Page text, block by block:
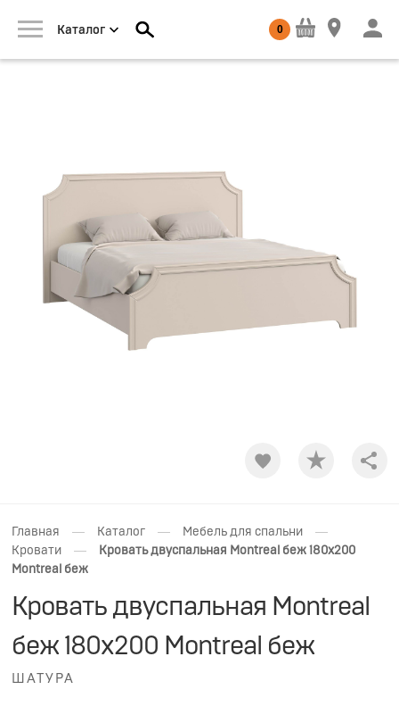
Каталог 0
Главная — Каталог — Мебель для спальни —
Кровати —
Кровать двуспальная Montreal беж 180х200
Montreal беж
Кровать двуспальная Montreal
беж 180х200 Montreal беж
ШАТУРА